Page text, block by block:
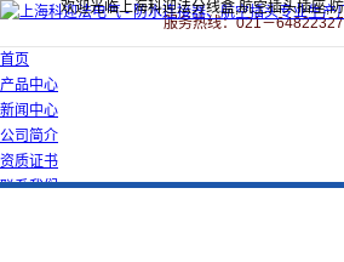
欢迎光临上海科迎法分线盒,航空插头插座,
服务热线：021－
首页
产品中心
新闻中心
公司简介
资质证书
联系我们